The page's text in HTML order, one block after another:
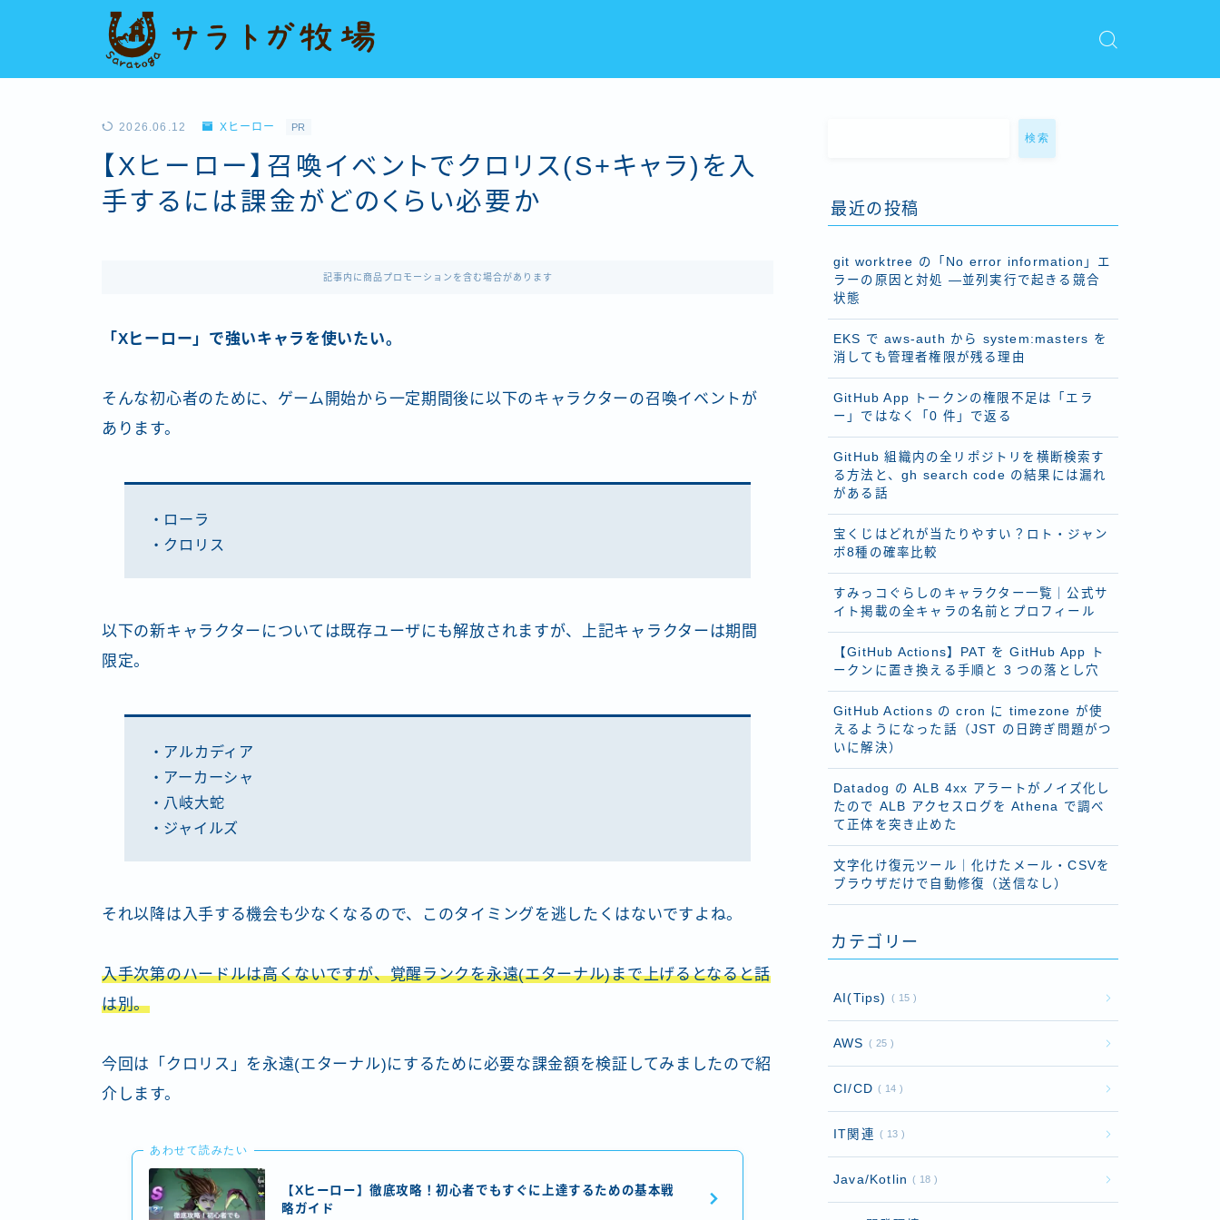
2026.06.12 Xヒーロー PR
【Xヒーロー】召喚イベントでクロリス(S+キャラ)を入
手するには課金がどのくらい必要か
記事内に商品プロモーションを含む場合があります
「Xヒーロー」で強いキャラを使いたい。
そんな初心者のために、ゲーム開始から一定期間後に以下のキャラクターの召喚イベントが
あります。
・ローラ
・クロリス
以下の新キャラクターについては既存ユーザにも解放されますが、上記キャラクターは期間
限定。
・アルカディア
・アーカーシャ
・八岐大蛇
・ジャイルズ
それ以降は入手する機会も少なくなるので、このタイミングを逃したくはないですよね。
入手次第のハードルは高くないですが、覚醒ランクを永遠(エターナル)まで上げるとなると話
は別。
今回は「クロリス」を永遠(エターナル)にするために必要な課金額を検証してみましたので紹
介します。
あわせて読みたい
【Xヒーロー】徹底攻略！初心者でもすぐに上達するための基本戦
略ガイド
検索
最近の投稿
git worktree の「No error information」エ
ラーの原因と対処 ―並列実行で起きる競合
状態
EKS で aws-auth から system:masters を
消しても管理者権限が残る理由
GitHub App トークンの権限不足は「エラ
ー」ではなく「0 件」で返る
GitHub 組織内の全リポジトリを横断検索す
る方法と、gh search code の結果には漏れ
がある話
宝くじはどれが当たりやすい？ロト・ジャン
ボ8種の確率比較
すみっコぐらしのキャラクター一覧｜公式サ
イト掲載の全キャラの名前とプロフィール
【GitHub Actions】PAT を GitHub App ト
ークンに置き換える手順と 3 つの落とし穴
GitHub Actions の cron に timezone が使
えるようになった話（JST の日跨ぎ問題がつ
いに解決）
Datadog の ALB 4xx アラートがノイズ化し
たので ALB アクセスログを Athena で調べ
て正体を突き止めた
文字化け復元ツール｜化けたメール・CSVを
ブラウザだけで自動修復（送信なし）
カテゴリー
AI(Tips) 15
AWS 25
CI/CD 14
IT関連 13
Java/Kotlin 18